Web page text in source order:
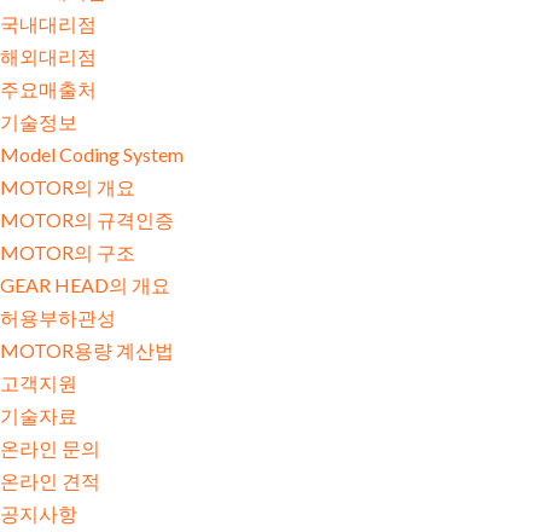
국내대리점
해외대리점
주요매출처
기술정보
Model Coding System
MOTOR의 개요
MOTOR의 규격인증
MOTOR의 구조
GEAR HEAD의 개요
허용부하관성
MOTOR용량 계산법
고객지원
기술자료
온라인 문의
온라인 견적
공지사항